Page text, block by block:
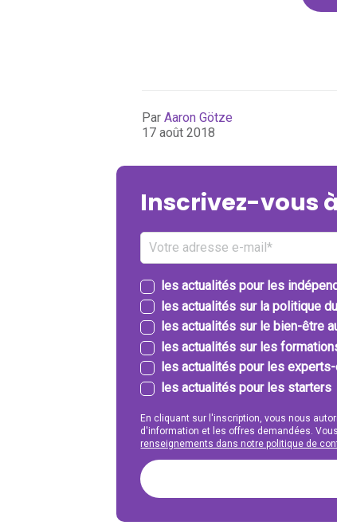
ParAaron Götze
17 août 2018
Inscrivez-vous
les actualités pour les
les actualités sur la politique
les actualités sur le bien-être
les actualités sur les
les actualités pour les
les actualités pour les starters
En cliquant sur l'inscription, vous nous
d'information et les offres demandées.
renseignements dans notre politique de